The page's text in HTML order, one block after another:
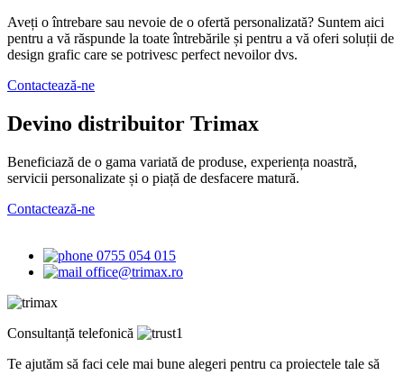
Aveți o întrebare sau nevoie de o ofertă personalizată? Suntem aici
pentru a vă răspunde la toate întrebările și pentru a vă oferi soluții de
design grafic care se potrivesc perfect nevoilor dvs.
Contactează-ne
Devino distribuitor Trimax
Beneficiază de o gama variată de produse, experiența noastră,
servicii personalizate și o piață de desfacere matură.
Contactează-ne
0755 054 015
office@trimax.ro
Consultanță telefonică
Te ajutăm să faci cele mai bune alegeri pentru ca proiectele tale să